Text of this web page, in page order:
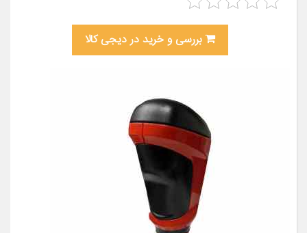
بررسی و خرید در دیجی کالا